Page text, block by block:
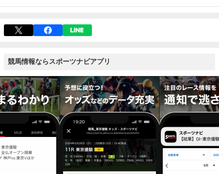
競馬情報ならスポーツナビアプリ